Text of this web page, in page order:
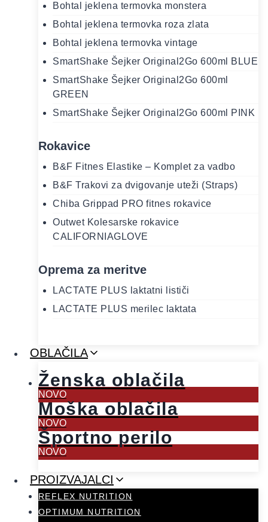
Bohtal jeklena termovka monstera
Bohtal jeklena termovka roza zlata
Bohtal jeklena termovka vintage
SmartShake Šejker Original2Go 600ml BLUE
SmartShake Šejker Original2Go 600ml
GREEN
SmartShake Šejker Original2Go 600ml PINK
Rokavice
B&F Fitnes Elastike – Komplet za vadbo
B&F Trakovi za dvigovanje uteži (Straps)
Chiba Grippad PRO fitnes rokavice
Outwet Kolesarske rokavice
CALIFORNIAGLOVE
Oprema za meritve
LACTATE PLUS laktatni lističi
LACTATE PLUS merilec laktata
OBLAČILA
Ženska oblačila
NOVO
Moška oblačila
NOVO
Športno perilo
NOVO
PROIZVAJALCI
REFLEX NUTRITION
OPTIMUM NUTRITION